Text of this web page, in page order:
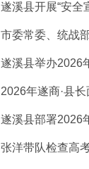
遂溪县开展“安全
市委常委、统战
遂溪县举办2026
2026年遂商·县
遂溪县部署2026
张洋带队检查高